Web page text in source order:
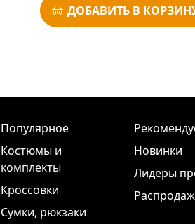
ДОБАВИТЬ В
Популярное
Костюмы и
комплекты
Кроссовки
Сумки, рюкзаки
Новинки
Лидеры